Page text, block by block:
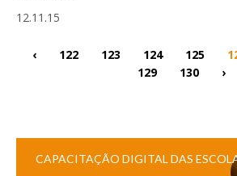
12.11.15
‹ 122 123 124 125
129
130 ›
CAPACITAÇÃO DIGITAL DAS